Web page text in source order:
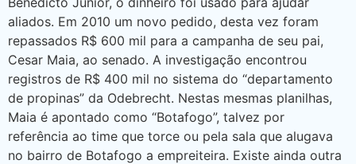
aliados. Em 2010 um novo pedido, desta vez foram
repassados R$ 600 mil para a campanha de seu pai,
Cesar Maia, ao senado. A investigação encontrou
registros de R$ 400 mil no sistema do “departamento
de propinas” da Odebrecht. Nestas mesmas planilhas,
Maia é apontado como “Botafogo”, talvez por
referência ao time que torce ou pela sala que alugava
no bairro de Botafogo a empreiteira. Existe ainda outra